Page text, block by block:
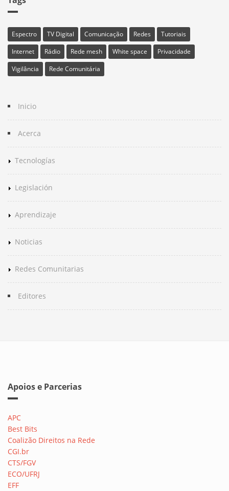
Espectro TV Digital Comunicação Redes
Tutoriais
Internet
Rádio Rede mesh White space
Privacidade
Vigilância
Rede Comunitária
Inicio
Acerca
Tecnologías
Legislación
Aprendizaje
Noticias
Redes Comunitarias
Editores
Apoios e Parcerias
APC
Best Bits
Coalizão Direitos na Rede
CGI.br
CTS/FGV
ECO/UFRJ
EFF